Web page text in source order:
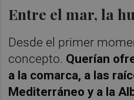
Entre el mar, la
Desde el primer
concepto. Querían
a la comarca, a las
Mediterráneo y a la